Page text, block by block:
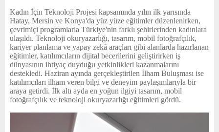
Kadın İçin Teknoloji Projesi kapsamında yılın ilk yarısında
Hatay, Mersin ve Konya'da yüz yüze eğitimler düzenlenirken,
çevrimiçi programlarla Türkiye'nin farklı şehirlerinden kadınlara
ulaşıldı. Teknoloji okuryazarlığı, tasarım, mobil fotoğrafçılık,
kariyer planlama ve yapay zekâ araçları gibi alanlarda hazırlanan
eğitimler, katılımcıların dijital becerilerini geliştirirken iş
dünyasının ihtiyaç duyduğu yetkinlikleri kazanmalarını
destekledi. Haziran ayında gerçekleştirilen İlham Buluşması ise
katılımcıları ilham veren bilgi ve deneyim paylaşımlarıyla bir
araya getirdi. İlk altı ayda en yoğun ilgiyi tasarım, mobil
fotoğrafçılık ve teknoloji okuryazarlığı eğitimleri gördü.